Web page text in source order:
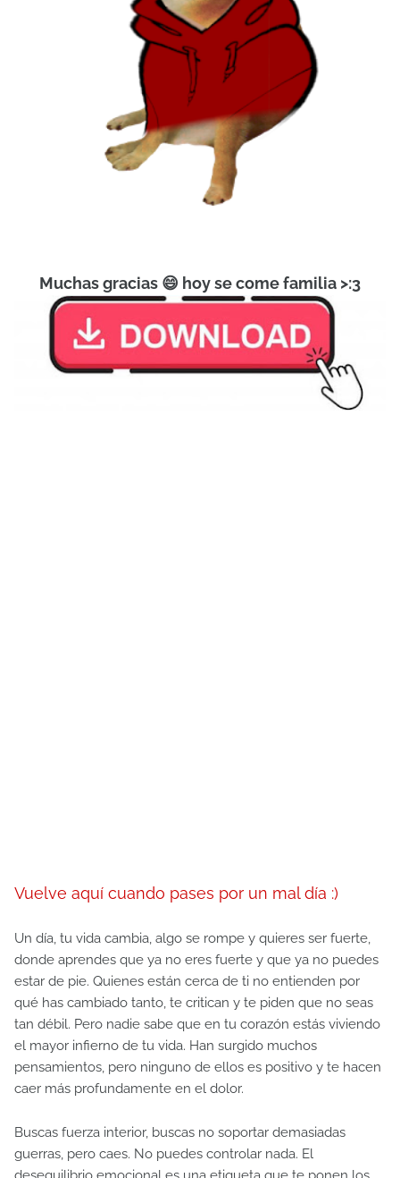
Muchas gracias 😄 hoy se come familia >:3
Vuelve aquí cuando pases por un mal día :)
Un día, tu vida cambia, algo se rompe y quieres ser fuerte,
donde aprendes que ya no eres fuerte y que ya no puedes
estar de pie. Quienes están cerca de ti no entienden por
qué has cambiado tanto, te critican y te piden que no seas
tan débil. Pero nadie sabe que en tu corazón estás viviendo
el mayor infierno de tu vida. Han surgido muchos
pensamientos, pero ninguno de ellos es positivo y te hacen
caer más profundamente en el dolor.
Buscas fuerza interior, buscas no soportar demasiadas
guerras, pero caes. No puedes controlar nada. El